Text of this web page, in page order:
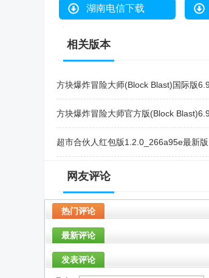
湖南电信下载
相关版本
方块爆炸冒险大师(Block Blast)国际版
方块爆炸冒险大师官方版(Block
超市合伙人红包版1.2.0_266a95e最新版
加查+Plus无限金币修改版v1.2.0中文最
途游休闲捕鱼官方正版v2.6.0 高爆版
网友评论
热门评论
最新评论
发表评论